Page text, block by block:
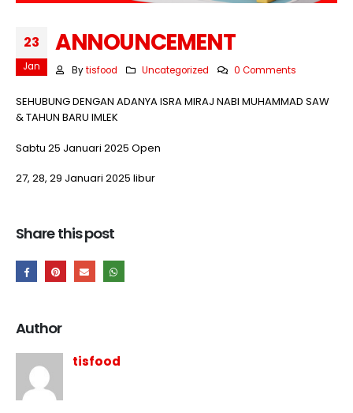
23
Jan
ANNOUNCEMENT
By tisfood Uncategorized 0 Comments
SEHUBUNG DENGAN ADANYA ISRA MIRAJ NABI MUHAMMAD SAW
& TAHUN BARU IMLEK
Sabtu 25 Januari 2025 Open
27, 28, 29 Januari 2025 libur
Share this post
Author
tisfood